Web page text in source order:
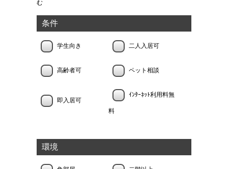
む
条件
学生向き 二人入居可
高齢者可 ペット相談
即入居可
ｲﾝﾀｰﾈｯﾄ利用料無
料
環境